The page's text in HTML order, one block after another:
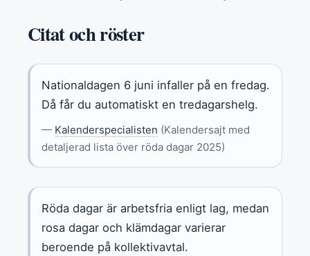
Citat och röster
Nationaldagen 6 juni infaller på en fredag.
Då får du automatiskt en tredagarshelg.
— Kalenderspecialisten (Kalendersajt med
detaljerad lista över röda dagar 2025)
Röda dagar är arbetsfria enligt lag, medan
rosa dagar och klämdagar varierar
beroende på kollektivavtal.